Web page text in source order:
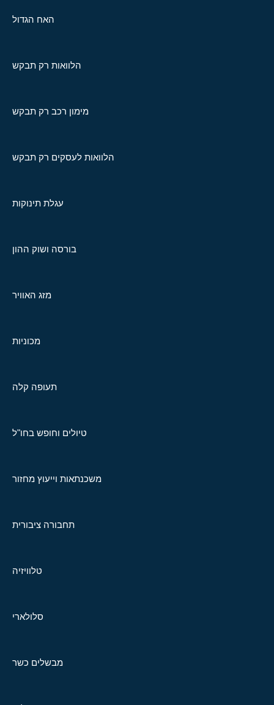
האח הגדול
הלוואות רק תבקש
מימון רכב רק תבקש
הלוואות לעסקים רק תבקש
עגלת תינוקות
בורסה ושוק ההון
מזג האוויר
מכוניות
תעופה קלה
טיולים וחופש בחו"ל
משכנתאות וייעוץ מחזור
תחבורה ציבורית
טלוויזיה
סלולארי
מבשלים כשר